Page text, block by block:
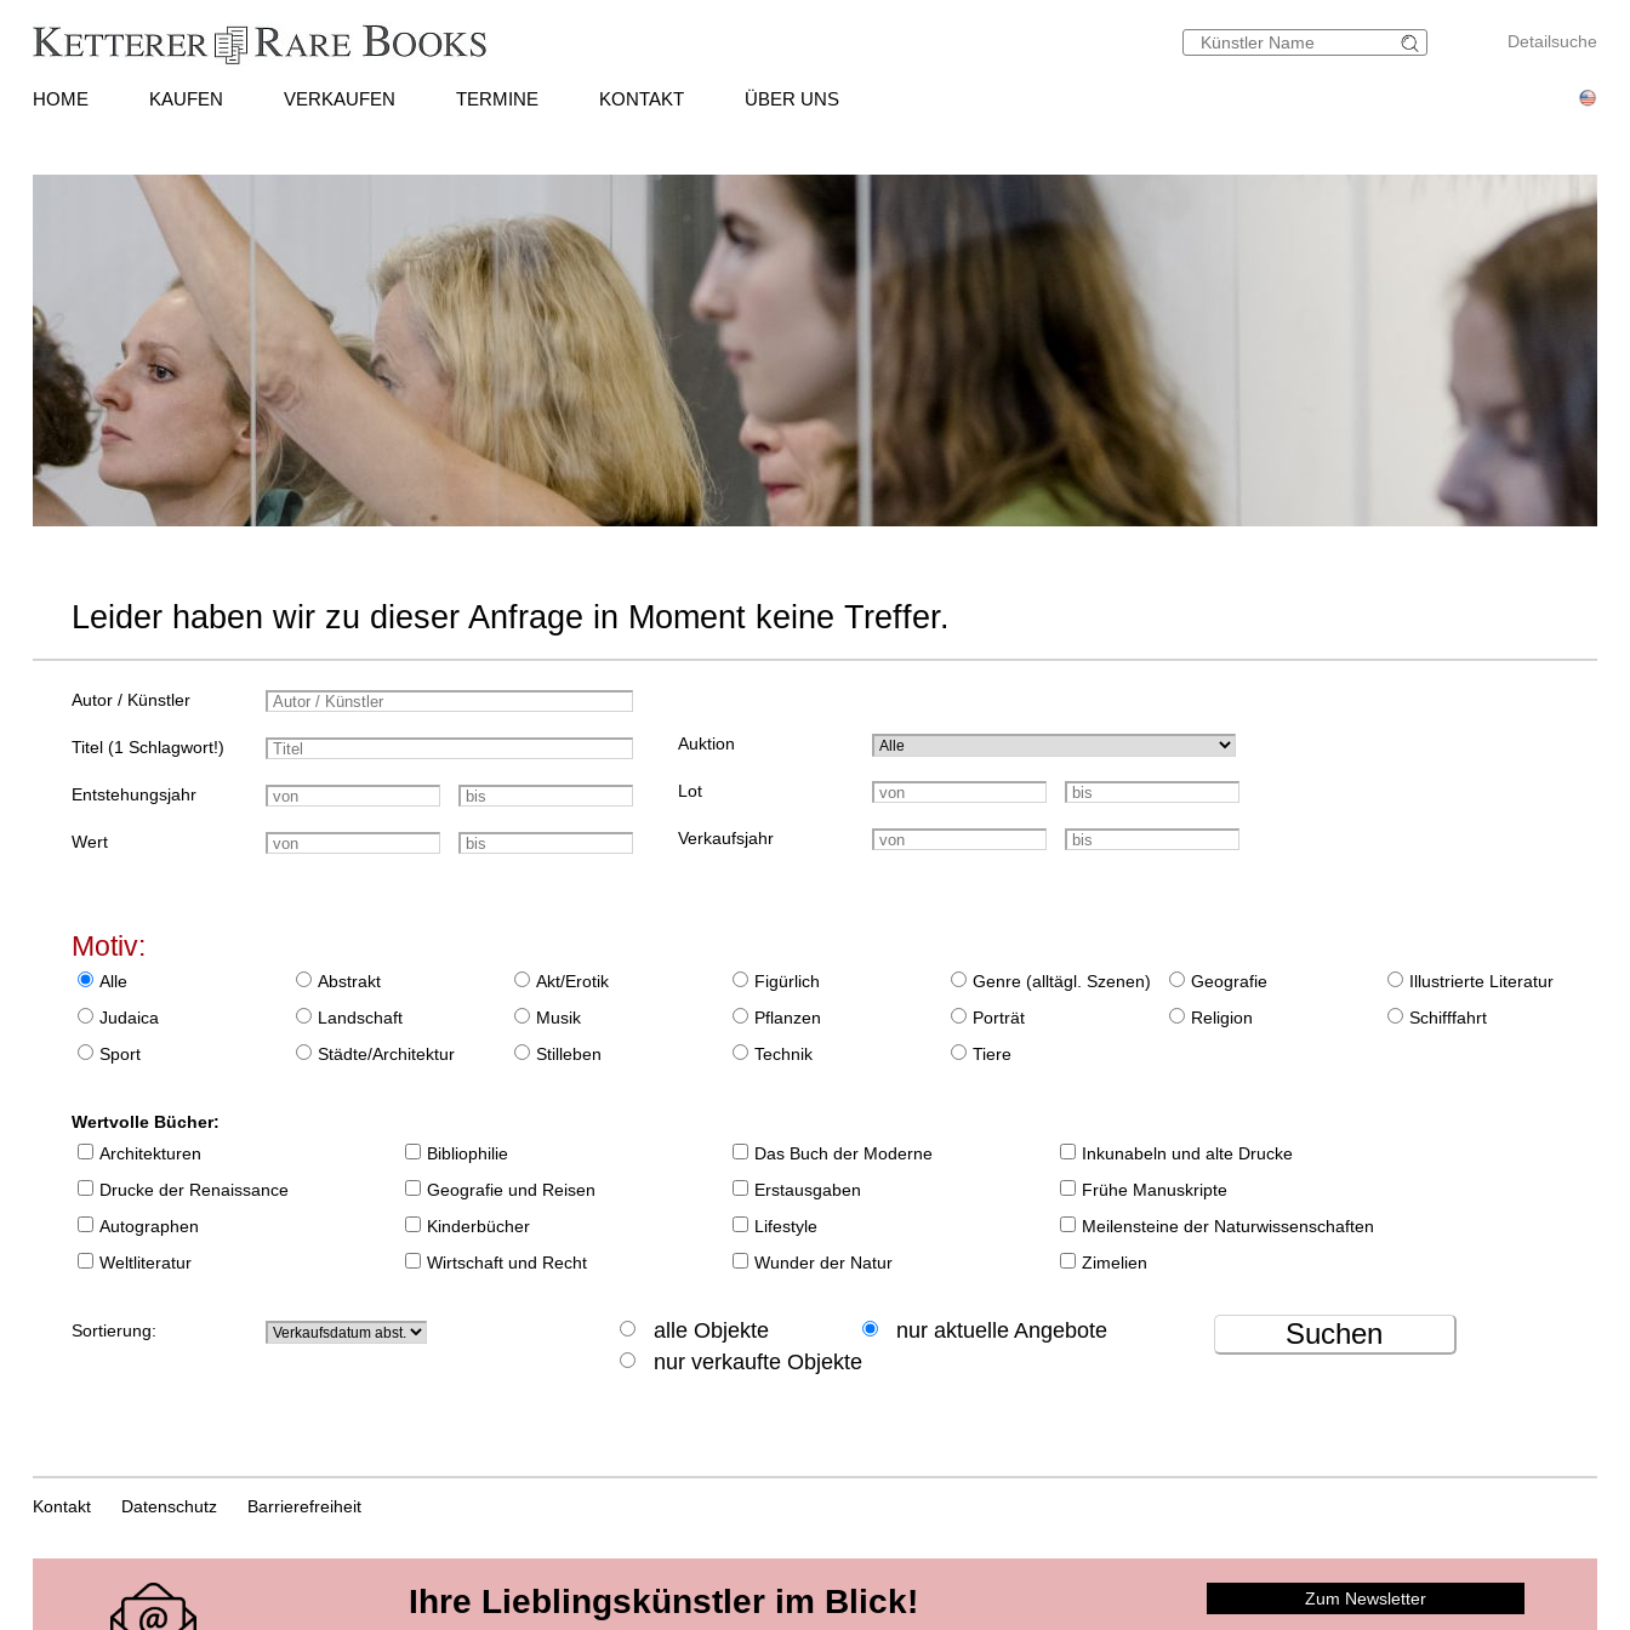
Detailsuche
HOME KAUFEN VERKAUFEN TERMINE KONTAKT ÜBER UNS
Leider haben wir zu dieser Anfrage in Moment keine Treffer.
Autor / Künstler
Titel (1 Schlagwort!)
Entstehungsjahr
Wert
Auktion
Lot
Verkaufsjahr
Motiv:
Alle Abstrakt Akt/Erotik Figürlich Genre (alltägl. Szenen) Geografie
Illustrierte Literatur
Judaica
Landschaft Musik Pflanzen Porträt Religion
Schifffahrt
Sport
Städte/Architektur Stilleben Technik Tiere
Wertvolle Bücher:
Architekturen
Bibliophilie Das Buch der Moderne
Inkunabeln und alte Drucke
Drucke der Renaissance
Geografie und Reisen Erstausgaben
Frühe Manuskripte
Autographen
Kinderbücher Lifestyle
Meilensteine der Naturwissenschaften
Weltliteratur
Wirtschaft und Recht Wunder der Natur Zimelien
Sortierung: alle Objekte
nur aktuelle Angebote
nur verkaufte Objekte
Suchen
Kontakt Datenschutz Barrierefreiheit
Ihre Lieblingskünstler im Blick! Zum Newsletter